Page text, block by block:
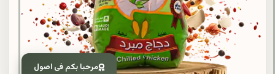
مرحبا بكم فى اصول